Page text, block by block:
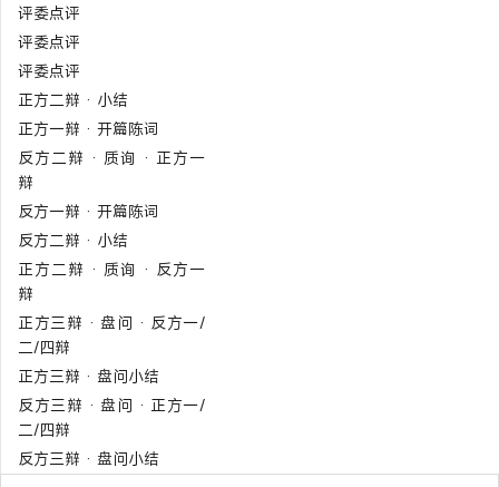
评委点评
评委点评
评委点评
正方二辩 · 小结
正方一辩 · 开篇陈词
反方二辩 · 质询 · 正方一
辩
反方一辩 · 开篇陈词
反方二辩 · 小结
正方二辩 · 质询 · 反方一
辩
正方三辩 · 盘问 · 反方一/
二/四辩
正方三辩 · 盘问小结
反方三辩 · 盘问 · 正方一/
二/四辩
反方三辩 · 盘问小结